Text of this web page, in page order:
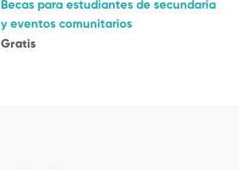
Becas para estudiantes de secundaria
y eventos comunitarios
Gratis